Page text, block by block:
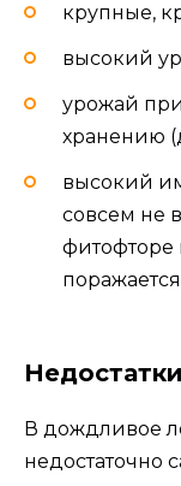
крупные,
высокий
урожай
хранению
высокий
совсем не
фитофторе
Недостатки
В дождливое
недостаточно